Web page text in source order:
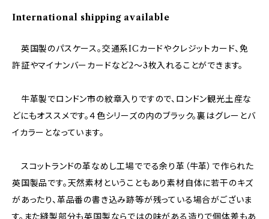
International shipping available
英国製のパスケース。交通系ICカードやクレジットカード、免
許証やマイナンバーカードなど2〜3枚入れることができます。
牛革製でロンドン市の紋章入りですので、ロンドン観光土産な
どにもオススメです。４色シリーズの内のブラック。裏はグレーとバ
イカラーとなっています。
スコットランドの革なめし工場ででる余り革（牛革）で作られた
英国製品です。天然素材ということもあり素材自体に若干のキズ
があったり、革品番の書き込み跡等が残っている場合がございま
す。また縫製部分も英国製ならではの味がある造りで個体差もあ